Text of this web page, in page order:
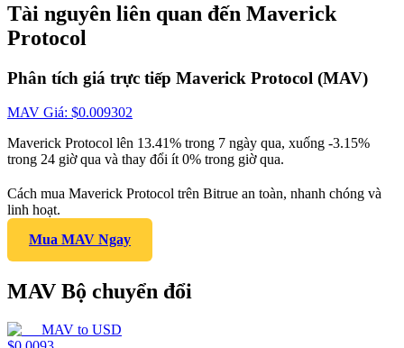
Tài nguyên liên quan đến Maverick
Protocol
Phân tích giá trực tiếp Maverick Protocol (MAV)
MAV Giá: $0.009302
Maverick Protocol lên 13.41% trong 7 ngày qua, xuống -3.15%
trong 24 giờ qua và thay đổi ít 0% trong giờ qua.
Cách mua Maverick Protocol trên Bitrue an toàn, nhanh chóng và
linh hoạt.
Mua MAV Ngay
MAV Bộ chuyển đổi
MAV to USD